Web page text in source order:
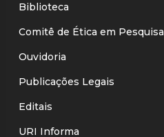
Biblioteca
Comitê de Ética em Pesquisa
Ouvidoria
Publicações Legais
Editais
URI Informa